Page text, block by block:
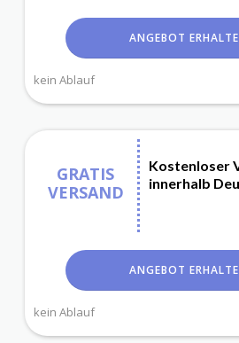
ANGEBOT
kein Ablauf
GRATIS
VERSAND
Kostenloser
innerhalb
ANGEBOT
kein Ablauf